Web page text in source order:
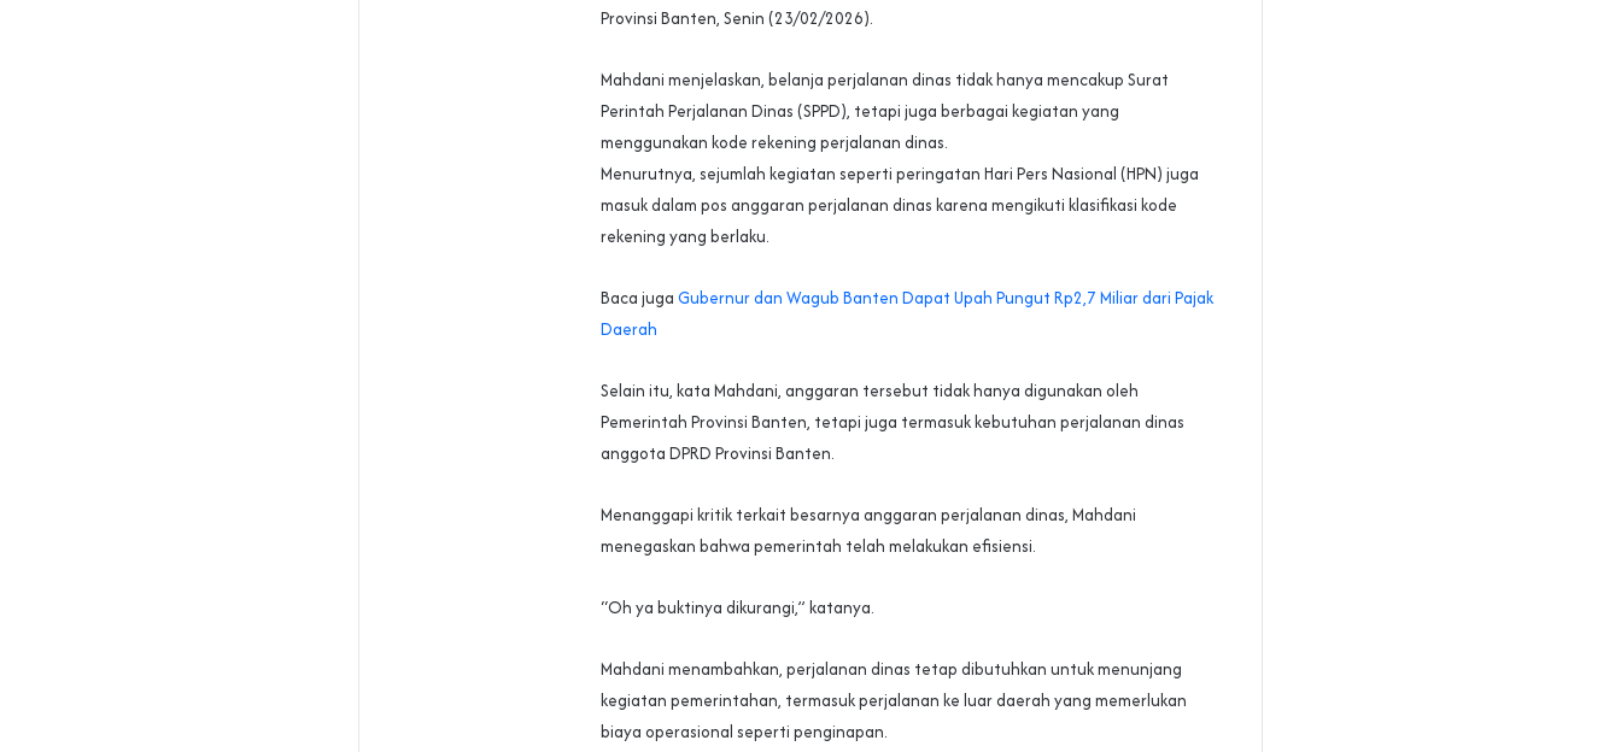
Provinsi Banten, Senin (23/02/2026).
Mahdani menjelaskan, belanja perjalanan dinas tidak hanya mencakup Surat
Perintah Perjalanan Dinas (SPPD), tetapi juga berbagai kegiatan yang
menggunakan kode rekening perjalanan dinas.
Menurutnya, sejumlah kegiatan seperti peringatan Hari Pers Nasional (HPN) juga
masuk dalam pos anggaran perjalanan dinas karena mengikuti klasifikasi kode
rekening yang berlaku.
Baca juga Gubernur dan Wagub Banten Dapat Upah Pungut Rp2,7 Miliar dari Pajak
Daerah
Selain itu, kata Mahdani, anggaran tersebut tidak hanya digunakan oleh
Pemerintah Provinsi Banten, tetapi juga termasuk kebutuhan perjalanan dinas
anggota DPRD Provinsi Banten.
Menanggapi kritik terkait besarnya anggaran perjalanan dinas, Mahdani
menegaskan bahwa pemerintah telah melakukan efisiensi.
“Oh ya buktinya dikurangi,” katanya.
Mahdani menambahkan, perjalanan dinas tetap dibutuhkan untuk menunjang
kegiatan pemerintahan, termasuk perjalanan ke luar daerah yang memerlukan
biaya operasional seperti penginapan.